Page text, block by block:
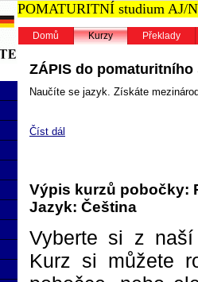
POMATURITNÍ studium AJ/
Domů Kurzy Překlady
ZÁPIS do pomaturitního
Naučíte se jazyk. Získáte
Číst dál
Výpis kurzů pobočky:
Jazyk: Čeština
Vyberte si z
Kurz si můžete